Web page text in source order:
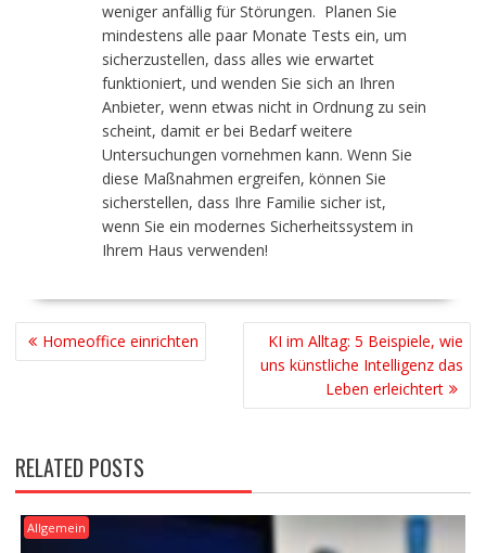
weniger anfällig für Störungen. Planen Sie
mindestens alle paar Monate Tests ein, um
sicherzustellen, dass alles wie erwartet
funktioniert, und wenden Sie sich an Ihren
Anbieter, wenn etwas nicht in Ordnung zu sein
scheint, damit er bei Bedarf weitere
Untersuchungen vornehmen kann. Wenn Sie
diese Maßnahmen ergreifen, können Sie
sicherstellen, dass Ihre Familie sicher ist,
wenn Sie ein modernes Sicherheitssystem in
Ihrem Haus verwenden!
BEITRAGSNAVIGATION
Homeoffice einrichten
KI im Alltag: 5 Beispiele, wie
uns künstliche Intelligenz das
Leben erleichtert
RELATED POSTS
Allgemein